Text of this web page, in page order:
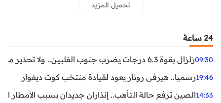
تحميل المزيد
24 ساعة
09:30زلزال بقوة 6.3 درجات يضرب جنوب الفلبين.. ولا تحذير من تسونامي حتى الآن
19:46رسميا.. هيرفي رونار يعود لقيادة منتخب كوت ديفوار
14:33الصين ترفع حالة التأهب.. إنذاران جديدان بسبب الأمطار